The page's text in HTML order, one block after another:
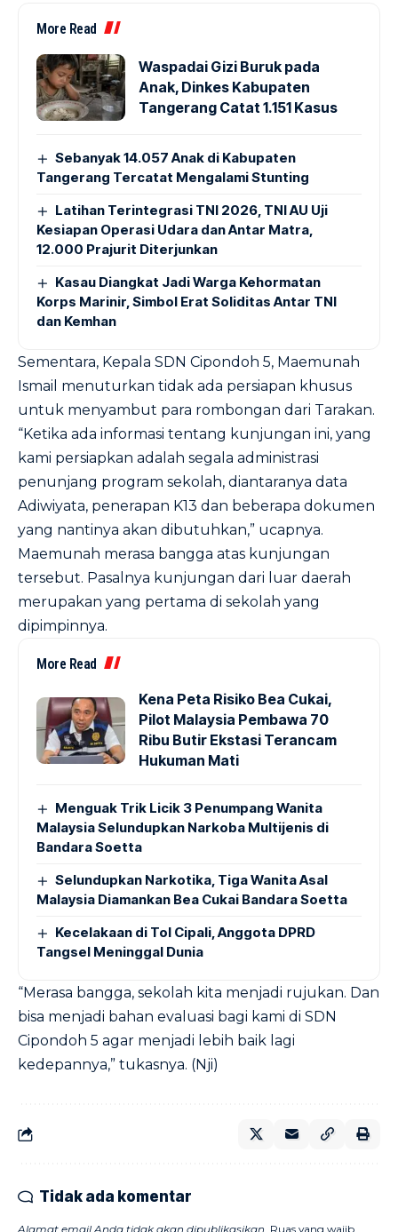
More Read
Waspadai Gizi Buruk pada
Anak, Dinkes Kabupaten
Tangerang Catat 1.151 Kasus
Sebanyak 14.057 Anak di Kabupaten
Tangerang Tercatat Mengalami Stunting
Latihan Terintegrasi TNI 2026, TNI AU Uji
Kesiapan Operasi Udara dan Antar Matra,
12.000 Prajurit Diterjunkan
Kasau Diangkat Jadi Warga Kehormatan
Korps Marinir, Simbol Erat Soliditas Antar TNI
dan Kemhan
Sementara, Kepala SDN Cipondoh 5, Maemunah
Ismail menuturkan tidak ada persiapan khusus
untuk menyambut para rombongan dari Tarakan.
“Ketika ada informasi tentang kunjungan ini, yang
kami persiapkan adalah segala administrasi
penunjang program sekolah, diantaranya data
Adiwiyata, penerapan K13 dan beberapa dokumen
yang nantinya akan dibutuhkan,” ucapnya.
Maemunah merasa bangga atas kunjungan
tersebut. Pasalnya kunjungan dari luar daerah
merupakan yang pertama di sekolah yang
dipimpinnya.
More Read
Kena Peta Risiko Bea Cukai,
Pilot Malaysia Pembawa 70
Ribu Butir Ekstasi Terancam
Hukuman Mati
Menguak Trik Licik 3 Penumpang Wanita
Malaysia Selundupkan Narkoba Multijenis di
Bandara Soetta
Selundupkan Narkotika, Tiga Wanita Asal
Malaysia Diamankan Bea Cukai Bandara Soetta
Kecelakaan di Tol Cipali, Anggota DPRD
Tangsel Meninggal Dunia
“Merasa bangga, sekolah kita menjadi rujukan. Dan
bisa menjadi bahan evaluasi bagi kami di SDN
Cipondoh 5 agar menjadi lebih baik lagi
kedepannya,” tukasnya. (Nji)
Tidak ada komentar
Alamat email Anda tidak akan dipublikasikan. Ruas yang wajib